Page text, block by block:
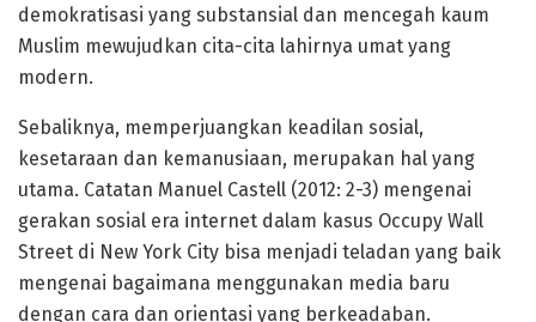
demokratisasi yang substansial dan mencegah kaum
Muslim mewujudkan cita-cita lahirnya umat yang
modern.
Sebaliknya, memperjuangkan keadilan sosial,
kesetaraan dan kemanusiaan, merupakan hal yang
utama. Catatan Manuel Castell (2012: 2-3) mengenai
gerakan sosial era internet dalam kasus Occupy Wall
Street di New York City bisa menjadi teladan yang baik
mengenai bagaimana menggunakan media baru
dengan cara dan orientasi yang berkeadaban.